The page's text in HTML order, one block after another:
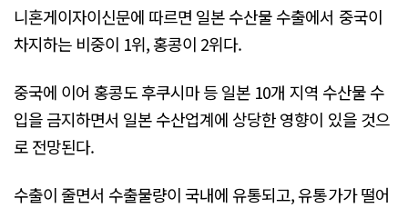
니혼게이자이신문에 따르면 일본 수산물 수출에서 중국이
차지하는 비중이 1위, 홍콩이 2위다.
중국에 이어 홍콩도 후쿠시마 등 일본 10개 지역 수산물 수
입을 금지하면서 일본 수산업계에 상당한 영향이 있을 것으
로 전망된다.
수출이 줄면서 수출물량이 국내에 유통되고, 유통가가 떨어